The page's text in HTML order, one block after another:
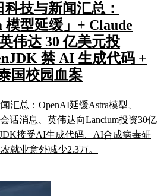
科技与新闻汇总：
型延缓」+ Claude
伟达 30 亿美元投
禁 AI 生成代码 +
国校园血案
汇总：OpenAI延缓Astra模型、
会话消息、英伟达向Lancium投资30亿
接受AI生成代码、AI合成病毒研
就业意外减少2.3万。